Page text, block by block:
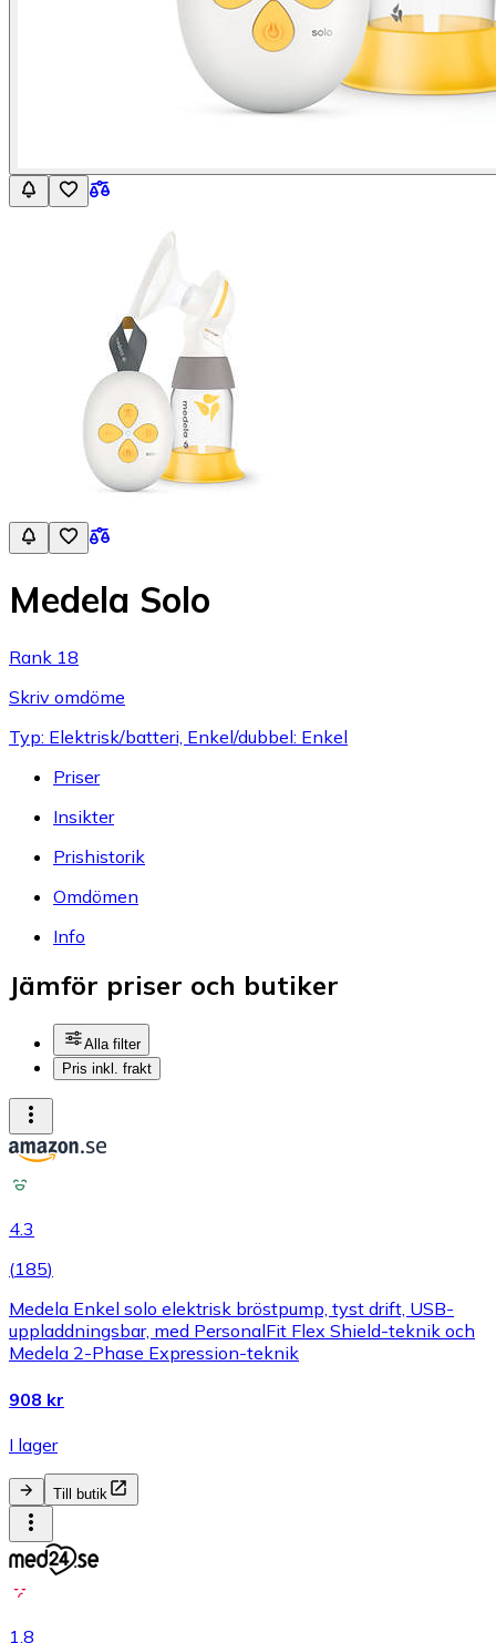
Medela Solo
Rank 18
Skriv omdöme
Typ: Elektrisk/batteri, Enkel/dubbel: Enkel
Priser
Insikter
Prishistorik
Omdömen
Info
Jämför priser och butiker
Alla filter
Pris inkl. frakt
4.3
(185)
Medela Enkel solo elektrisk bröstpump, tyst drift, USB-
uppladdningsbar, med PersonalFit Flex Shield-teknik och
Medela 2-Phase Expression-teknik
908 kr
I lager
Till butik
1.8